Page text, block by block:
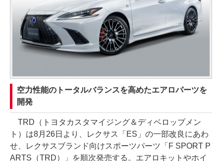
空力性能のトータルバランスを高めたエアロパーツを
開発
TRD（トヨタカスタマイジング＆ディベロップメン
ト）は8月26日より、レクサス「ES」の一部改良にあわ
せ、レクサスブランド向けスポーツパーツ「F SPORT P
ARTS（TRD）」を順次発売する。エアロキットやホイ